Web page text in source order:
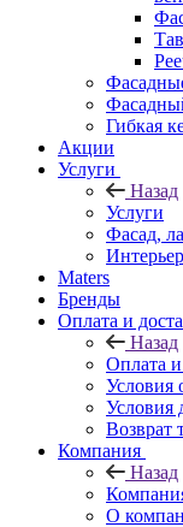
Гибкая
Акции
Услуги
Назад
Услуги
Фасад,
Maters
Бренды
Оплата и
Назад
Оплата и
Условия
Условия
Возврат
Компания
Назад
О